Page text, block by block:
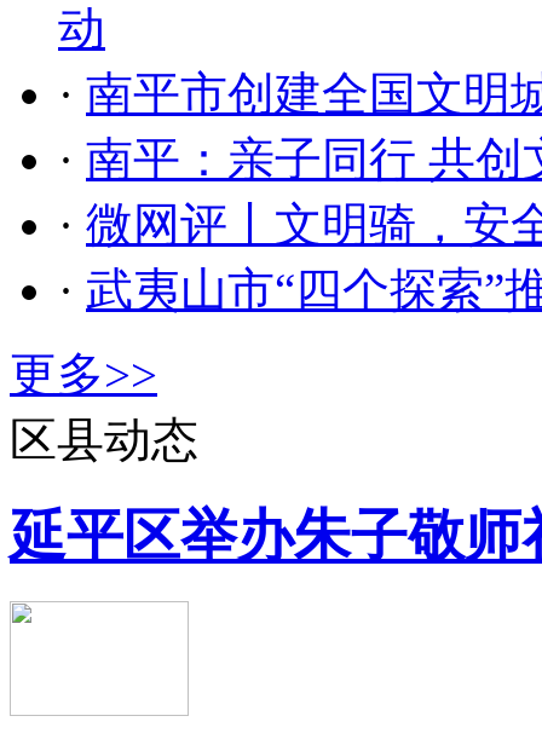
动
· 南平市创建全国文明
· 南平：亲子同行 共创
· 微网评丨文明骑，安
· 武夷山市“四个探索”
更多>>
区县动态
延平区举办朱子敬师